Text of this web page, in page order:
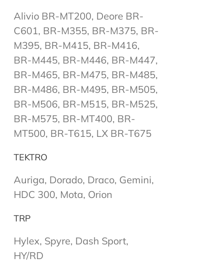
Alivio BR-MT200, Deore BR-
C601, BR-M355, BR-M375, BR-
M395, BR-M415, BR-M416,
BR-M445, BR-M446, BR-M447,
BR-M465, BR-M475, BR-M485,
BR-M486, BR-M495, BR-M505,
BR-M506, BR-M515, BR-M525,
BR-M575, BR-MT400, BR-
MT500, BR-T615, LX BR-T675
TEKTRO
Auriga, Dorado, Draco, Gemini,
HDC 300, Mota, Orion
TRP
Hylex, Spyre, Dash Sport,
HY/RD